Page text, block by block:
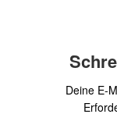
Deine E-